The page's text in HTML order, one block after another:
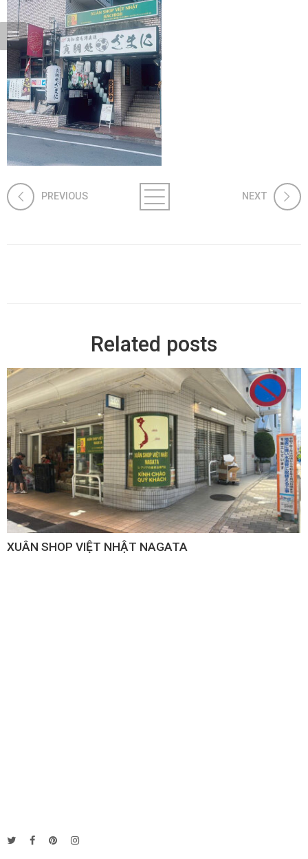
PREVIOUS NEXT
Related posts
XUÂN SHOP VIỆT NHẬT NAGATA